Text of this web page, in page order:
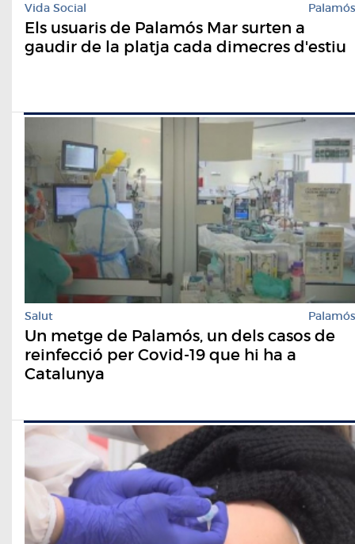
Vida Social Palamós
Els usuaris de Palamós Mar surten a
gaudir de la platja cada dimecres d'estiu
Salut Palamós
Un metge de Palamós, un dels casos de
reinfecció per Covid-19 que hi ha a
Catalunya